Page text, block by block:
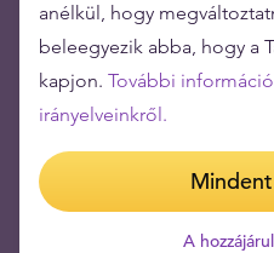
Fektessen be
A befektetéseket
hogy „gyorsan
folyamatos növelésére
időn keresztül. A rövid
túl sok „piaci zajjal”
anélkül, hogy
beleegyezik abba, hogy a
kapjon. További
irányelveinkről.
A